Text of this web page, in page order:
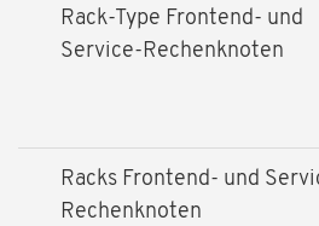
Rack-Type Frontend- und
Service-Rechenknoten
Racks Frontend- und
Rechenknoten